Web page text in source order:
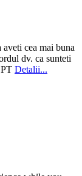
aveti cea mai buna
dv. ca sunteti
Detalii...